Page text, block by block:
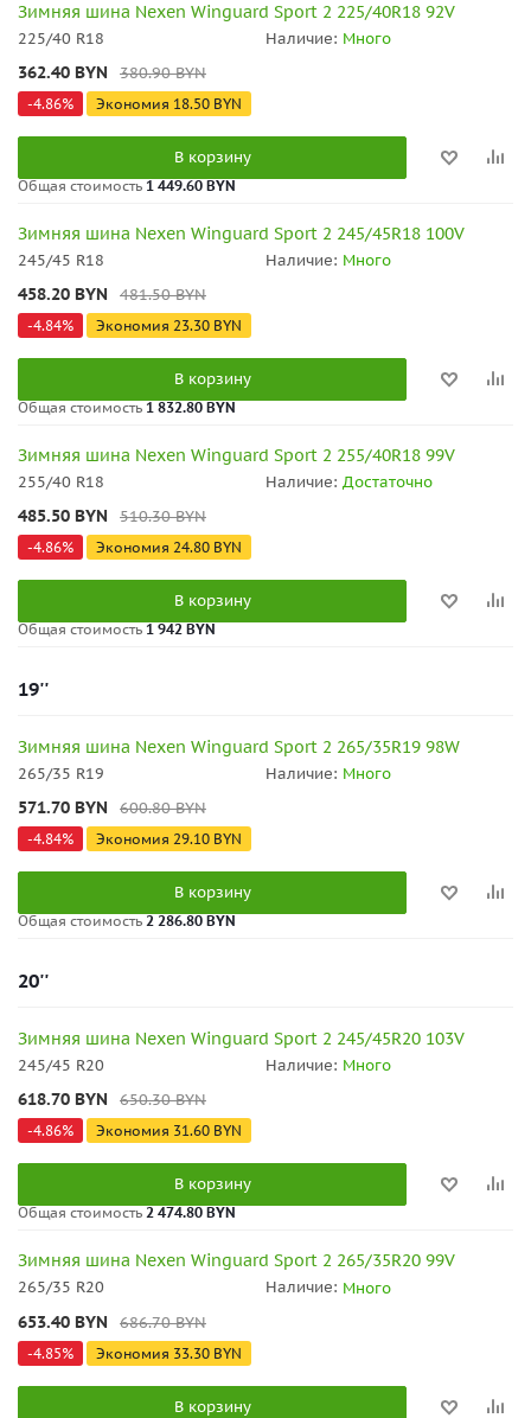
Зимняя шина Nexen Winguard Sport 2 225/40R18 92V
225/40 R18 Наличие: Много
362.40 BYN 380.90BYN
-4.86% Экономия 18.50 BYN
В корзину
Общая стоимость 1 449.60 BYN
Зимняя шина Nexen Winguard Sport 2 245/45R18 100V
245/45 R18 Наличие: Много
458.20 BYN 481.50BYN
-4.84% Экономия 23.30 BYN
В корзину
Общая стоимость 1 832.80 BYN
Зимняя шина Nexen Winguard Sport 2 255/40R18 99V
255/40 R18 Наличие: Достаточно
485.50 BYN 510.30BYN
-4.86% Экономия 24.80 BYN
В корзину
Общая стоимость 1 942 BYN
19''
Зимняя шина Nexen Winguard Sport 2 265/35R19 98W
265/35 R19 Наличие: Много
571.70 BYN 600.80BYN
-4.84% Экономия 29.10 BYN
В корзину
Общая стоимость 2 286.80 BYN
20''
Зимняя шина Nexen Winguard Sport 2 245/45R20 103V
245/45 R20 Наличие: Много
618.70 BYN 650.30BYN
-4.86% Экономия 31.60 BYN
В корзину
Общая стоимость 2 474.80 BYN
Зимняя шина Nexen Winguard Sport 2 265/35R20 99V
265/35 R20 Наличие: Много
653.40 BYN 686.70BYN
-4.85% Экономия 33.30 BYN
В корзину